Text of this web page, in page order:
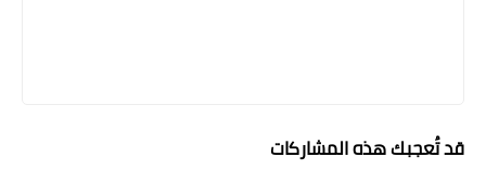
قد تُعجبك هذه المشاركات